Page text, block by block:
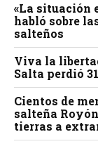
«La situación
habló sobre
salteños
Viva la
Salta perdió
Cientos de
salteña
tierras a